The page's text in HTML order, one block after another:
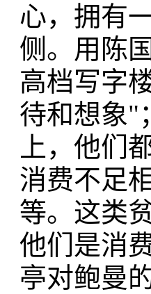
心，拥有
侧。用陈
高档写字
待和想象"
上，他们
消费不足
等。这类
他们是消
亭对鲍曼